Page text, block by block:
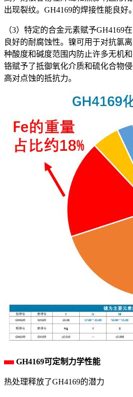
出现裂纹。GH4169的焊接性能良好。
（3）特定的合金元素赋予GH4169
良好的耐腐蚀性。镍可用于对抗氯
种酸度和碱度范围内防止许多无机
铬赋予了抵御氧化介质和硫化合物
高对点蚀的抵抗力。
GH4169可定制力学性能
热处理释放了GH4169的潜力